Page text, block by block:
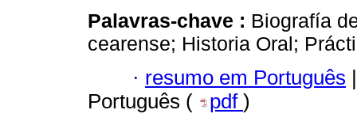
Palavras-chave : Biografía
cearense; Historia Oral;
· resumo em Português |
Português (
pdf )